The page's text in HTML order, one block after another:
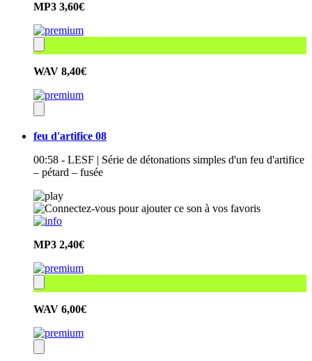
MP3 3,60€
WAV 8,40€
feu d'artifice 08
00:58 - LESF | Série de détonations simples d'un feu d'artifice
– pétard – fusée
MP3 2,40€
WAV 6,00€